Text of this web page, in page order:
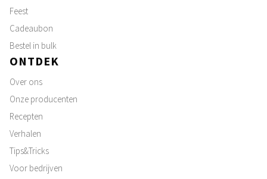
Feest
Cadeaubon
Bestel in bulk
ONTDEK
Over ons
Onze producenten
Recepten
Verhalen
Tips&Tricks
Voor bedrijven